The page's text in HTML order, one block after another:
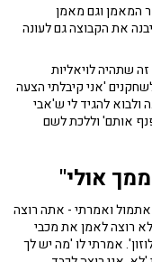
המאמן וגם מאמן
את הקבוצה גם לעונה
שתהיה לויאליות
'אני קיבלתי הצעה
ולבוא להגיד לי ש'אבי
אותם' וללכת לשם
אולי"
אתמול ואמרתי - אתה רוצה
רוצה לאמן את מכבי
אמרתי לו 'מה יש לך